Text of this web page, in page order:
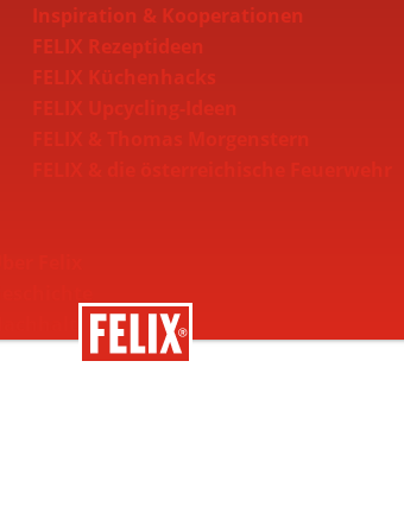
Inspiration & Kooperationen
FELIX Rezeptideen
FELIX Küchenhacks
FELIX Upcycling-Ideen
Nachhaltigkeit